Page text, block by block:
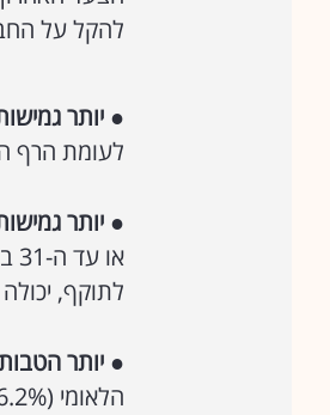
להקל על
● יותר
לעומת הרף
● יותר
לתוקף, יכולה
● יותר
הלאומי (6.2%).